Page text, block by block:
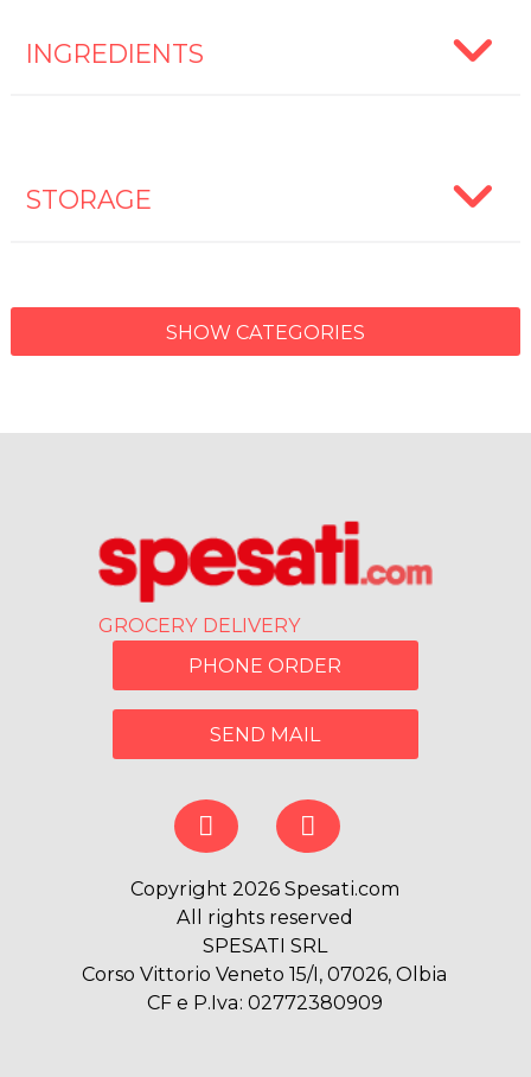
INGREDIENTS
STORAGE
SHOW CATEGORIES
GROCERY DELIVERY
PHONE ORDER
SEND MAIL
Copyright 2026 Spesati.com
All rights reserved
SPESATI SRL
Corso Vittorio Veneto 15/I, 07026, Olbia
CF e P.Iva: 02772380909